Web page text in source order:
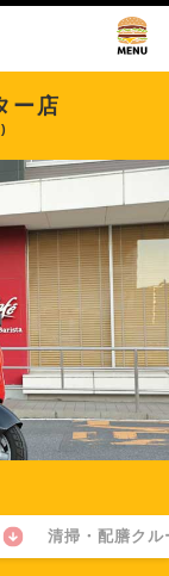
ー店
清掃・配膳クル